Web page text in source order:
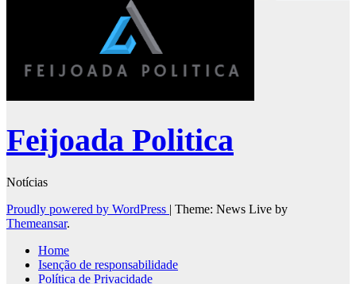
Feijoada Politica
Notícias
Proudly powered by WordPress | Theme: News Live by
Themeansar.
Home
Isenção de responsabilidade
Política de Privacidade